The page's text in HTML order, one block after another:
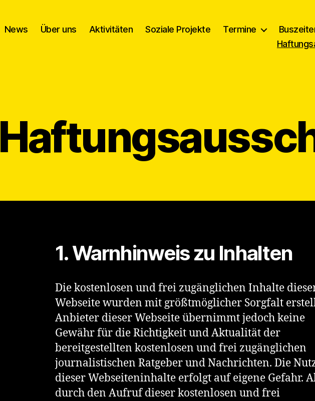
News Über uns Aktivitäten Soziale Projekte Termine
1. Warnhinweis zu Inhalten
Die kostenlosen und frei zugänglichen Inhalte
Webseite wurden mit größtmöglicher Sorgfalt
Anbieter dieser Webseite übernimmt jedoch keine
Gewähr für die Richtigkeit und Aktualität der
bereitgestellten kostenlosen und frei zugänglichen
journalistischen Ratgeber und Nachrichten. Die
dieser Webseiteninhalte erfolgt auf eigene Gefahr.
durch den Aufruf dieser kostenlosen und frei